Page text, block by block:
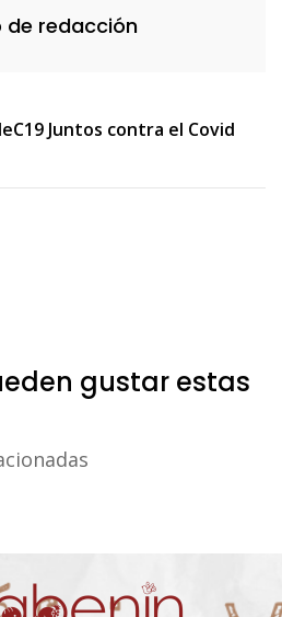
de redacción
Juntos contra el Covid
gustar estas